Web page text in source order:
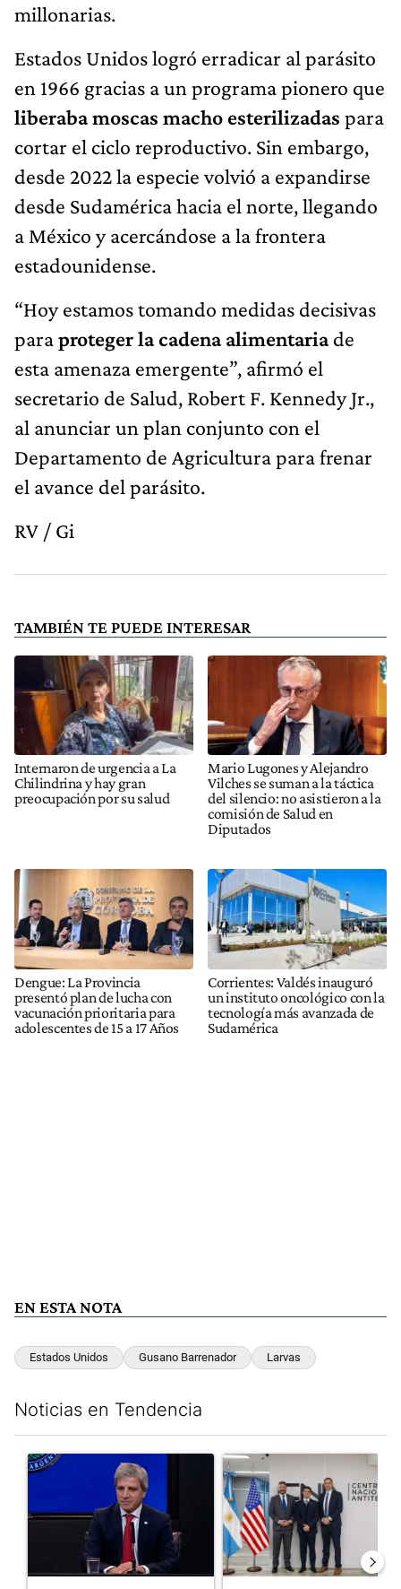
millonarias.
Estados Unidos logró erradicar al parásito
en 1966 gracias a un programa pionero que
liberaba moscas macho esterilizadas para
cortar el ciclo reproductivo. Sin embargo,
desde 2022 la especie volvió a expandirse
desde Sudamérica hacia el norte, llegando
a México y acercándose a la frontera
estadounidense.
“Hoy estamos tomando medidas decisivas
paraproteger la cadena alimentariade
esta amenaza emergente”, afirmó el
secretario de Salud, Robert F. Kennedy Jr.,
al anunciar un plan conjunto con el
Departamento de Agricultura para frenar
el avance del parásito.
RV / Gi
TAMBIÉN TE PUEDE INTERESAR
Internaron de urgencia a La
Chilindrina y hay gran
preocupación por su salud
Mario Lugones y Alejandro
Vilches se suman a la táctica
del silencio: no asistieron a la
comisión de Salud en
Diputados
Dengue: La Provincia
presentó plan de lucha con
vacunación prioritaria para
adolescentes de 15 a 17 Años
Corrientes: Valdés inauguró
un instituto oncológico con la
tecnología más avanzada de
Sudamérica
EN ESTA NOTA
Estados Unidos Gusano Barrenador Larvas
Noticias en Tendencia
Un artículo de tendencia con el título "Luis Caputo aclaró sus
Un artículo de tendencia con